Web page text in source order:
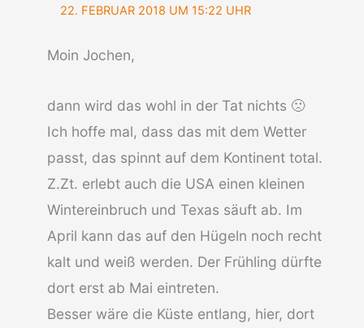
22. FEBRUAR 2018 UM 15:22 UHR
Moin Jochen,
dann wird das wohl in der Tat nichts 🙁
Ich hoffe mal, dass das mit dem Wetter
passt, das spinnt auf dem Kontinent total.
Z.Zt. erlebt auch die USA einen kleinen
Wintereinbruch und Texas säuft ab. Im
April kann das auf den Hügeln noch recht
kalt und weiß werden. Der Frühling dürfte
dort erst ab Mai eintreten.
Besser wäre die Küste entlang, hier, dort